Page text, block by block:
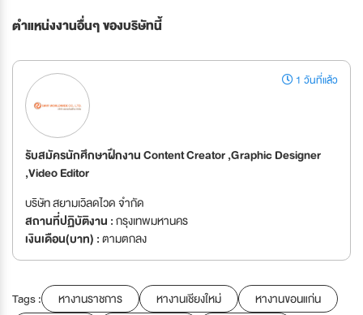
ตำแหน่งงานอื่นๆ ของบริษัทนี้
1 วันที่แล้ว
รับสมัครนักศึกษาฝึกงาน Content Creator ,Graphic Designer
,Video Editor
บริษัท สยามเวิลดไวด จำกัด
สถานที่ปฏิบัติงาน :กรุงเทพมหานคร
เงินเดือน(บาท) :ตามตกลง
Tags : หางานราชการ หางานเชียงใหม่
หางานขอนแก่น